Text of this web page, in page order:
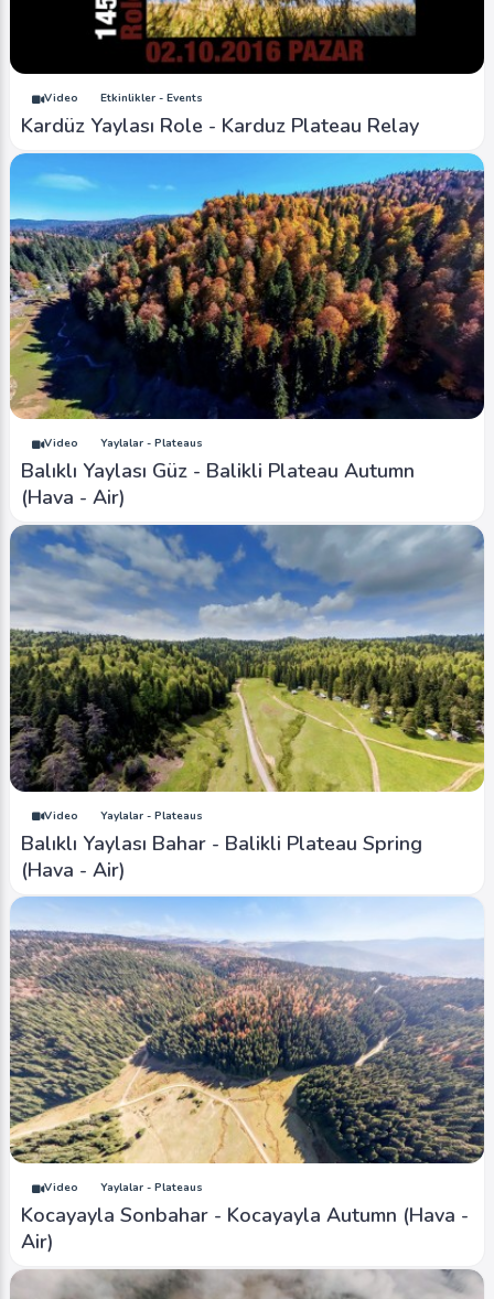
Oflu Yaylası - Oflu Plateau (Hava - Air)
Ahmet Bozdemir 0
Video Etkinlikler - Events
Kardüz Yaylası Role - Karduz Plateau Relay
Video Yaylalar - Plateaus
Balıklı Yaylası Güz - Balikli Plateau Autumn
(Hava - Air)
Video Yaylalar - Plateaus
Balıklı Yaylası Bahar - Balikli Plateau Spring
(Hava - Air)
Video Yaylalar - Plateaus
Kocayayla Sonbahar - Kocayayla Autumn (Hava -
Air)